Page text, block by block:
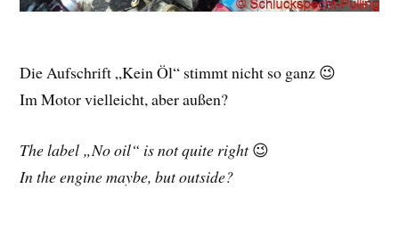
Die Aufschrift „Kein Öl“ stimmt nicht so ganz 😉
Im Motor vielleicht, aber außen?
The label „No oil“ is not quite right😉
In the engine maybe, but outside?